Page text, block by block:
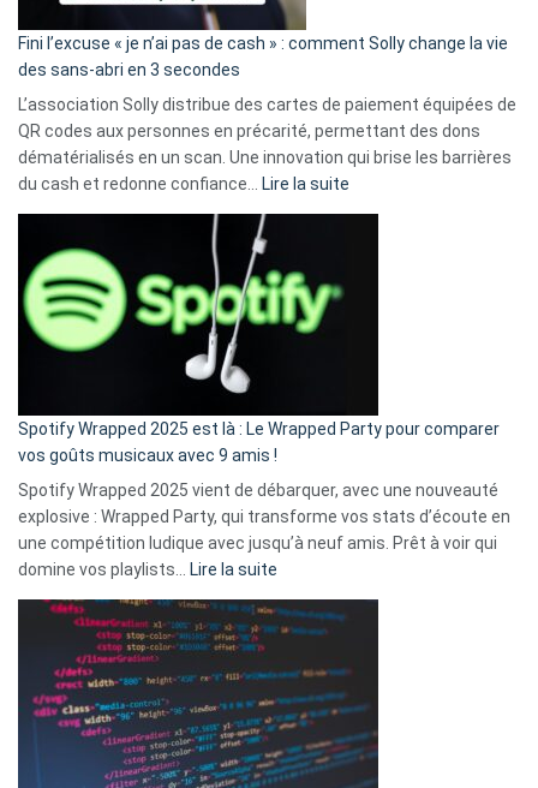
Fini l’excuse « je n’ai pas de cash » : comment Solly change la vie
des sans-abri en 3 secondes
L’association Solly distribue des cartes de paiement équipées de
QR codes aux personnes en précarité, permettant des dons
dématérialisés en un scan. Une innovation qui brise les barrières
du cash et redonne confiance…
Lire la suite
»
Solly
change
la
des
3
secondes
Spotify Wrapped 2025 est là : Le Wrapped Party pour comparer
vos goûts musicaux avec 9 amis !
Spotify Wrapped 2025 vient de débarquer, avec une nouveauté
explosive : Wrapped Party, qui transforme vos stats d’écoute en
une compétition ludique avec jusqu’à neuf amis. Prêt à voir qui
domine vos playlists…
Lire la suite
Wrapped
est
là
:
Le
Wrapped